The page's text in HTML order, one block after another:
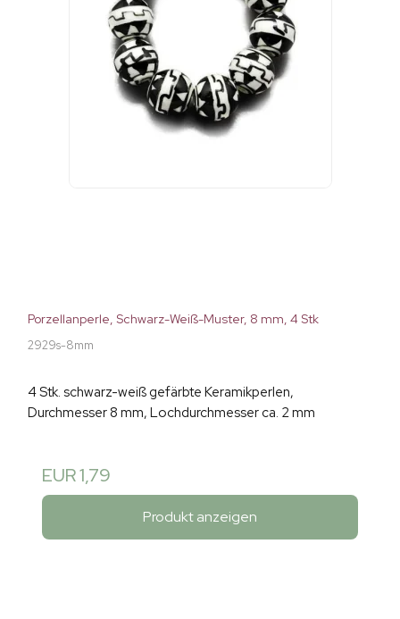
Porzellanperle, Schwarz-Weiß-Muster, 8 mm, 4 Stk
2929s-8mm
4 Stk. schwarz-weiß gefärbte Keramikperlen,
Durchmesser 8 mm, Lochdurchmesser ca. 2 mm
EUR 1,79
Produkt anzeigen